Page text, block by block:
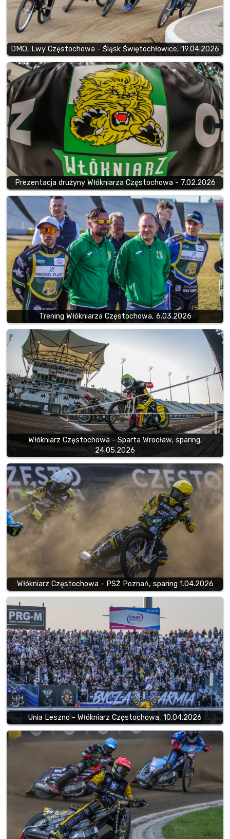
DMO, Lwy Częstochowa - Śląsk Świętochłowice, 19.04.2026
Prezentacja drużyny Włókniarza Częstochowa - 7.02.2026
Trening Włókniarza Częstochowa, 6.03.2026
Włókniarz Częstochowa - Sparta Wrocław, sparing,
24.05.2026
Włókniarz Częstochowa - PSŻ Poznań, sparing 1.04.2026
Unia Leszno - Włókniarz Częstochowa, 10.04.2026